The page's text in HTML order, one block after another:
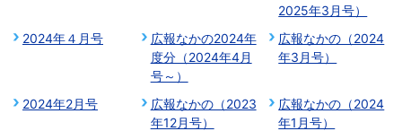
2025年3月号）
2024年４月号
広報なかの2024年
度分（2024年4月
号～）
広報なかの（2024
年3月号）
2024年2月号
広報なかの（2023
年12月号）
広報なかの（2024
年1月号）